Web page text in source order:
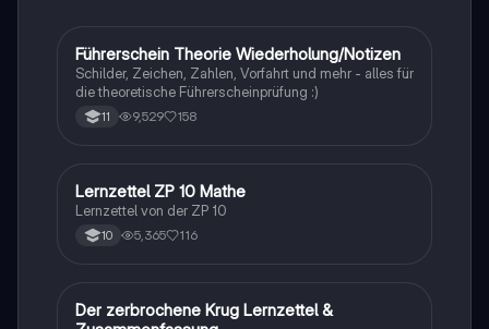
Tarifpolitik.
Lerntipps
Führerschein Theorie Wiederholung/Notizen
Schilder, Zeichen, Zahlen, Vorfahrt und mehr - alles für
die theoretische Führerscheinprüfung :)
11 9,529 158
Mathe
Lernzettel ZP 10 Mathe
Lernzettel von der ZP 10
10 5,365 116
Deutsch
Der zerbrochene Krug Lernzettel &